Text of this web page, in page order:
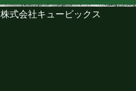
株式会社キュービックス